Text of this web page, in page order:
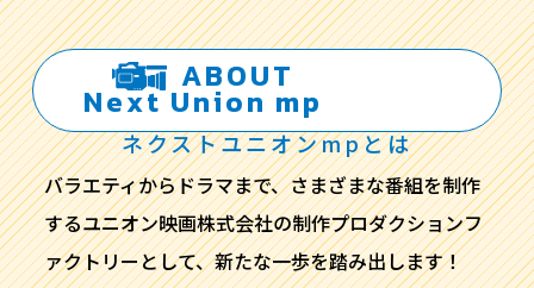
ABOUT
Next Union mp
ネクストユニオンmpとは
バラエティからドラマまで、さまざまな番組を制作
するユニオン映画株式会社の制作プロダクションフ
ァクトリーとして、新たな一歩を踏み出します！